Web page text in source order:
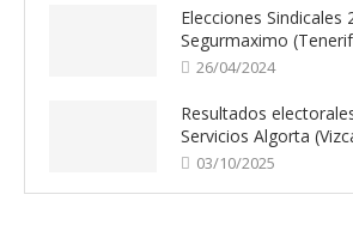
Elecciones Sindicales
Segurmaximo
26/04/2024
Resultados
Servicios Algorta
03/10/2025